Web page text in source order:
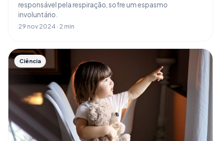
responsável pela respiração, sofre um espasmo
involuntário.
29 nov 2024 · 2 min
Ciência